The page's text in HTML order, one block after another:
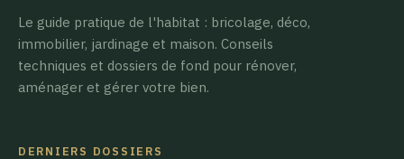
Le guide pratique de l'habitat : bricolage, déco,
immobilier, jardinage et maison. Conseils
techniques et dossiers de fond pour rénover,
aménager et gérer votre bien.
DERNIERS DOSSIERS